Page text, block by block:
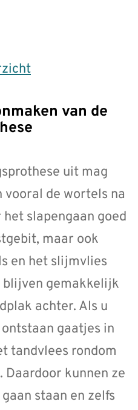
uit mag
vooral de wortels na
slapengaan goed
maar ook
en het slijmvlies
blijven gemakkelijk
achter. Als u
gaatjes in
tandvlees rondom
kunnen ze
staan en zelfs